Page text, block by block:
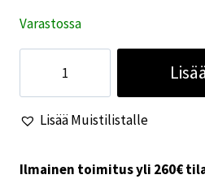
Varastossa
jätevesisysteemiin
määräLisää Muistilistalle
Ilmainen toimitus yli 260€